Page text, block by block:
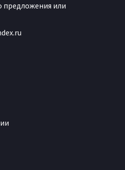
предложения или